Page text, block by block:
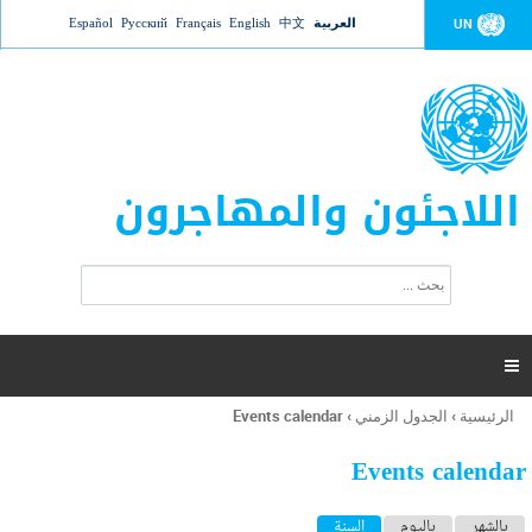
Jump to navigation UN العربية 中文
English
Français
Русский
Español
اللاجئون والمهاجرون
ت
ر
ل
ح
ب

أنت
هنا
الرئيسية › الجدول الزمني ›
Events calendar
Events calendar